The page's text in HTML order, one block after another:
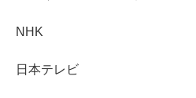
NHK
日本テレビ